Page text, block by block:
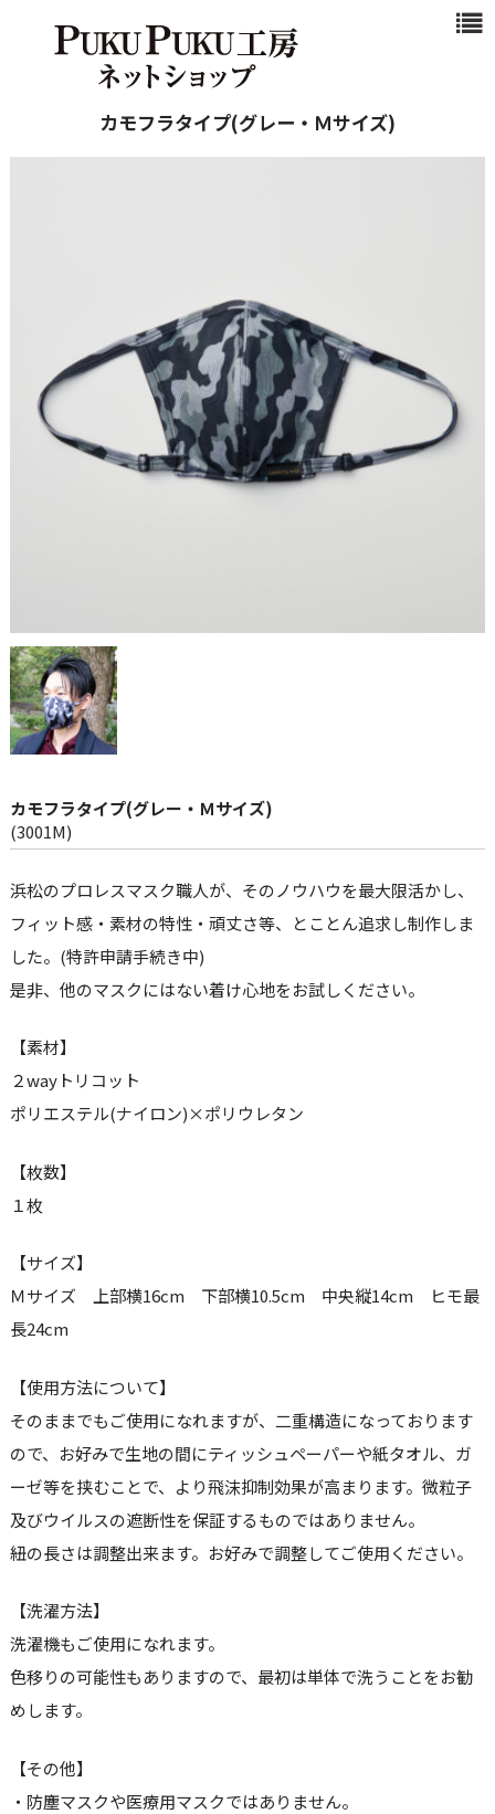
浜松マスクと
新作商品
クール
ご注文ガイド
カート
カモフラタイプ(グレー・Ｍサイズ)
カモフラタイプ(グレー・Ｍサイズ)
(3001M)
浜松のプロレスマスク職人が、そのノウハウを最大限活かし、
フィット感・素材の特性・頑丈さ等、とことん追求し制作しま
した。(特許申請手続き中)
是非、他のマスクにはない着け心地をお試しください。
【素材】
２wayトリコット
ポリエステル(ナイロン)×ポリウレタン
【枚数】
１枚
【サイズ】
Ｍサイズ 上部横16cm 下部横10.5cm 中央縦14cm ヒモ最
長24cm
【使用方法について】
そのままでもご使用になれますが、二重構造になっております
ので、お好みで生地の間にティッシュペーパーや紙タオル、ガ
ーゼ等を挟むことで、より飛沫抑制効果が高まります。微粒子
及びウイルスの遮断性を保証するものではありません。
紐の長さは調整出来ます。お好みで調整してご使用ください。
【洗濯方法】
洗濯機もご使用になれます。
色移りの可能性もありますので、最初は単体で洗うことをお勧
めします。
【その他】
・防塵マスクや医療用マスクではありません。